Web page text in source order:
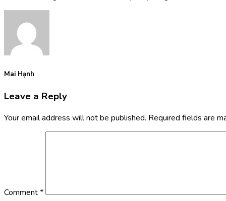
Mai Hạnh
Leave a Reply
Your email address will not be published. Required fields are
Comment*